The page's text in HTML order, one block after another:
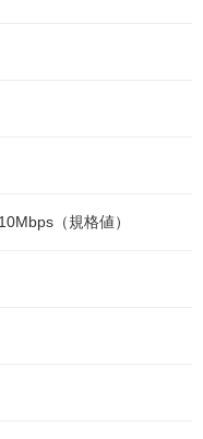
（規格値）